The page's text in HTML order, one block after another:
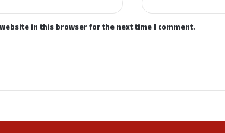
in this browser for the next time I comment.